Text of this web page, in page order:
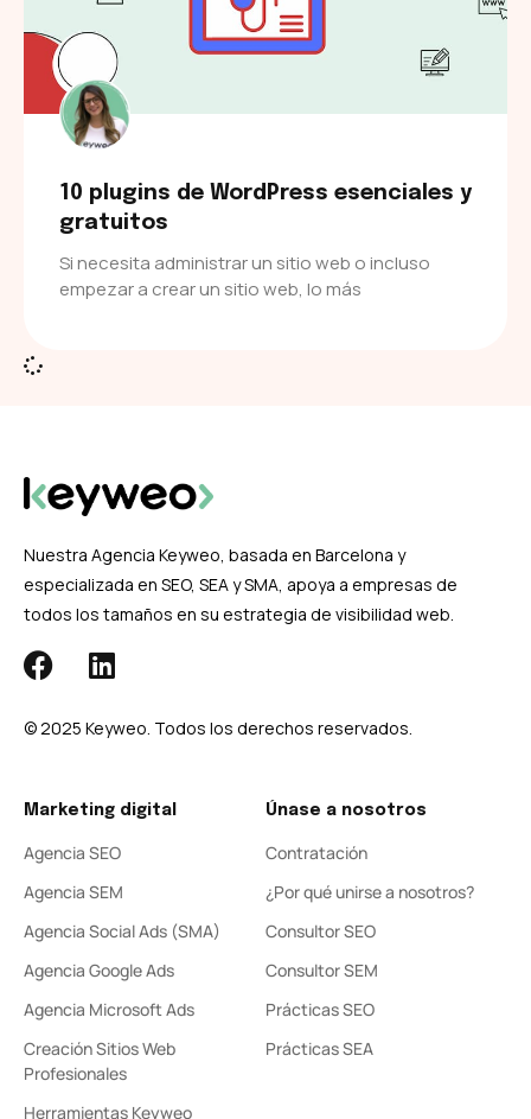
10 plugins de WordPress esenciales y
gratuitos
Si necesita administrar un sitio web o incluso
empezar a crear un sitio web, lo más
Nuestra Agencia Keyweo, basada en Barcelona y
especializada en SEO, SEA y SMA, apoya a empresas de
todos los tamaños en su estrategia de visibilidad web.
© 2025 Keyweo. Todos los derechos reservados.
Marketing digital
Agencia SEO
Agencia SEM
Agencia Social Ads (SMA)
Agencia Google Ads
Agencia Microsoft Ads
Creación Sitios Web
Profesionales
Herramientas Keyweo
Únase a nosotros
Contratación
¿Por qué unirse a nosotros?
Consultor SEO
Consultor SEM
Prácticas SEO
Prácticas SEA